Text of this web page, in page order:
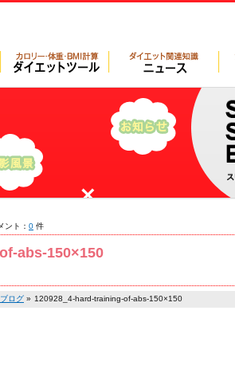
abs-150×150
ント： 0 件
ログ » 120928_4-hard-training-of-abs-150×150